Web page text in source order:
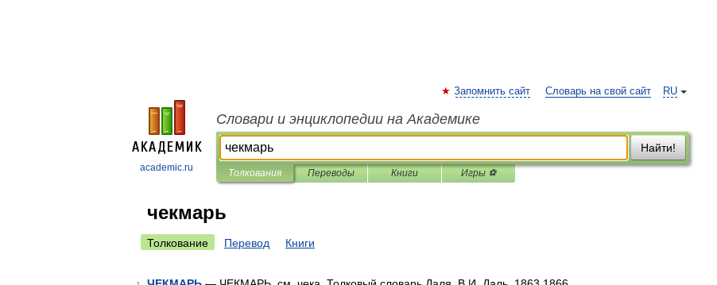
academic.ru
RU
Запомнить сайт Словарь на свой сайт
Словари и энциклопедии на Академике
Найти!
Толкования Переводы Книги Игры ⚽
чекмарь
Толкование Перевод Книги